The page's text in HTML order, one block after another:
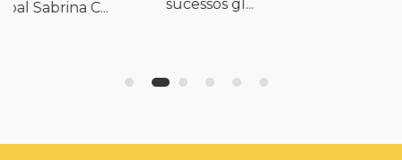
sucessos gl...